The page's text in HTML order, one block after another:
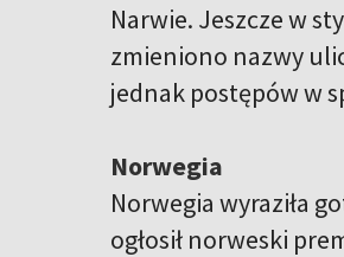
Narwie. Jeszcze w
zmieniono nazwy
jednak postępów w
Norwegia
Norwegia wyraziła
ogłosił norweski